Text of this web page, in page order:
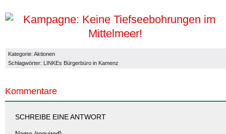
Kategorie: Aktionen
Schlagwörter: LINKEs Bürgerbüro in Kamenz
Kommentare
SCHREIBE EINE ANTWORT